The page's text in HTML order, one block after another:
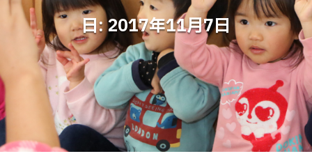
日:2017年11月7日